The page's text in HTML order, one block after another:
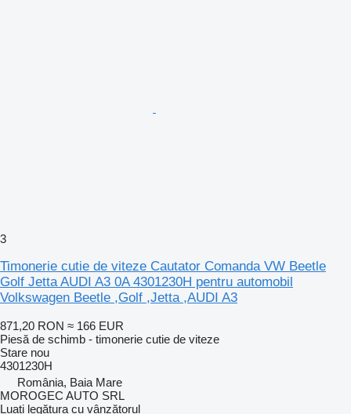
3
Timonerie cutie de viteze Cautator Comanda VW Beetle
Golf Jetta AUDI A3 0A 4301230H pentru automobil
Volkswagen Beetle ,Golf ,Jetta ,AUDI A3
871,20 RON ≈ 166 EUR
Piesă de schimb - timonerie cutie de viteze
Stare nou
4301230H
România, Baia Mare
MOROGEC AUTO SRL
Luați legătura cu vânzătorul